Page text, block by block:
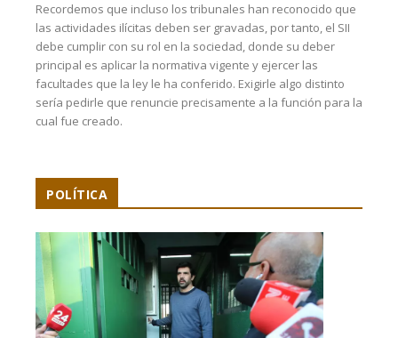
Recordemos que incluso los tribunales han reconocido que
las actividades ilícitas deben ser gravadas, por tanto, el SII
debe cumplir con su rol en la sociedad, donde su deber
principal es aplicar la normativa vigente y ejercer las
facultades que la ley le ha conferido. Exigirle algo distinto
sería pedirle que renuncie precisamente a la función para la
cual fue creado.
POLÍTICA